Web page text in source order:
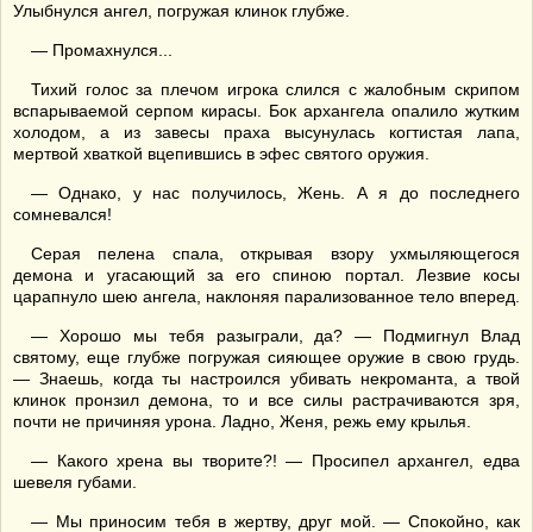
Улыбнулся ангел, погружая клинок глубже.
— Промахнулся...
Тихий голос за плечом игрока слился с жалобным скрипом
вспарываемой серпом кирасы. Бок архангела опалило жутким
холодом, а из завесы праха высунулась когтистая лапа,
мертвой хваткой вцепившись в эфес святого оружия.
— Однако, у нас получилось, Жень. А я до последнего
сомневался!
Серая пелена спала, открывая взору ухмыляющегося
демона и угасающий за его спиною портал. Лезвие косы
царапнуло шею ангела, наклоняя парализованное тело вперед.
— Хорошо мы тебя разыграли, да? — Подмигнул Влад
святому, еще глубже погружая сияющее оружие в свою грудь.
— Знаешь, когда ты настроился убивать некроманта, а твой
клинок пронзил демона, то и все силы растрачиваются зря,
почти не причиняя урона. Ладно, Женя, режь ему крылья.
— Какого хрена вы творите?! — Просипел архангел, едва
шевеля губами.
— Мы приносим тебя в жертву, друг мой. — Спокойно, как